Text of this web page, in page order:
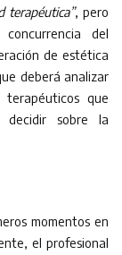
terapéutica”, pero
del
de estética
deberá analizar
que
sobre la
momentos en
el profesional